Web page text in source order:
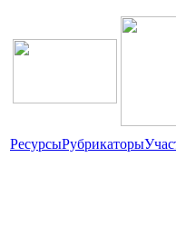
РесурсыРубрикаторы